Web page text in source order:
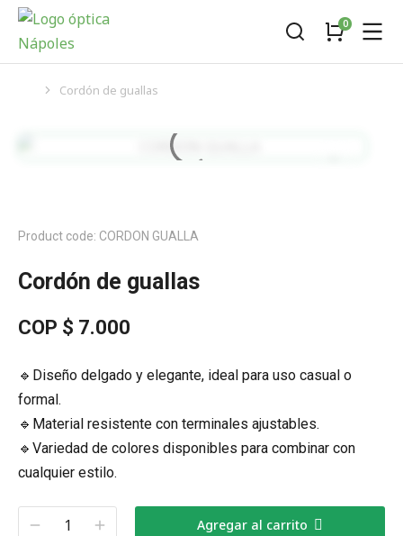
You are here:
Cordón de guallas
Product code: CORDON GUALLA
Cordón de guallas
COP $ 7.000
🔹Diseño delgado y elegante, ideal para uso casual o
formal.
🔹Material resistente con terminales ajustables.
🔹Variedad de colores disponibles para combinar con
cualquier estilo.
Agregar al carrito